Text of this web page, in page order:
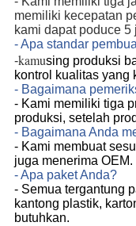
memiliki kecepatan
kami dapat poduce 5
- Apa standar
-kamusing produksi
kontrol kualitas yang
- Bagaimana
- Kami memiliki tiga
produksi, setelah
- Bagaimana Anda
- Kami membuat
juga menerima OEM.
- Apa paket Anda?
- Semua tergantung
kantong plastik,
butuhkan.